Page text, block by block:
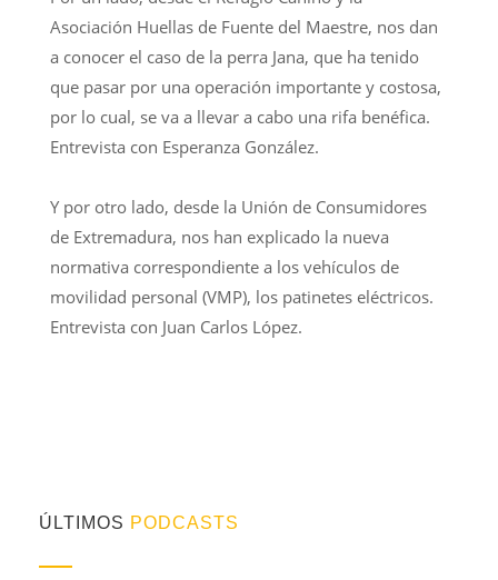
Asociación Huellas de Fuente del Maestre, nos dan
a conocer el caso de la perra Jana, que ha tenido
que pasar por una operación importante y costosa,
por lo cual, se va a llevar a cabo una rifa benéfica.
Entrevista con Esperanza González.
Y por otro lado, desde la Unión de Consumidores
de Extremadura, nos han explicado la nueva
normativa correspondiente a los vehículos de
movilidad personal (VMP), los patinetes eléctricos.
Entrevista con Juan Carlos López.
ÚLTIMOS PODCASTS